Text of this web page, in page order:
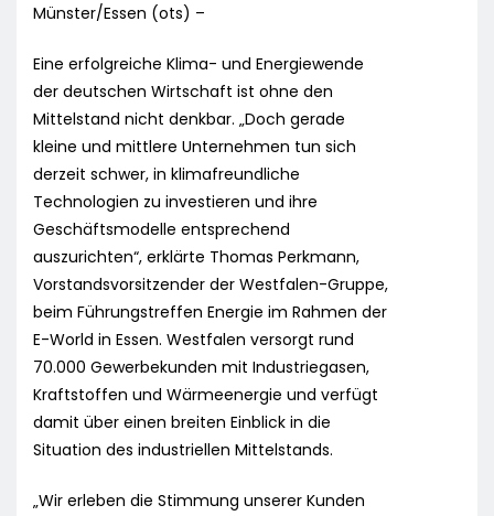
Münster/Essen (ots) –
Eine erfolgreiche Klima- und Energiewende
der deutschen Wirtschaft ist ohne den
Mittelstand nicht denkbar. „Doch gerade
kleine und mittlere Unternehmen tun sich
derzeit schwer, in klimafreundliche
Technologien zu investieren und ihre
Geschäftsmodelle entsprechend
auszurichten“, erklärte Thomas Perkmann,
Vorstandsvorsitzender der Westfalen-Gruppe,
beim Führungstreffen Energie im Rahmen der
E-World in Essen. Westfalen versorgt rund
70.000 Gewerbekunden mit Industriegasen,
Kraftstoffen und Wärmeenergie und verfügt
damit über einen breiten Einblick in die
Situation des industriellen Mittelstands.
„Wir erleben die Stimmung unserer Kunden